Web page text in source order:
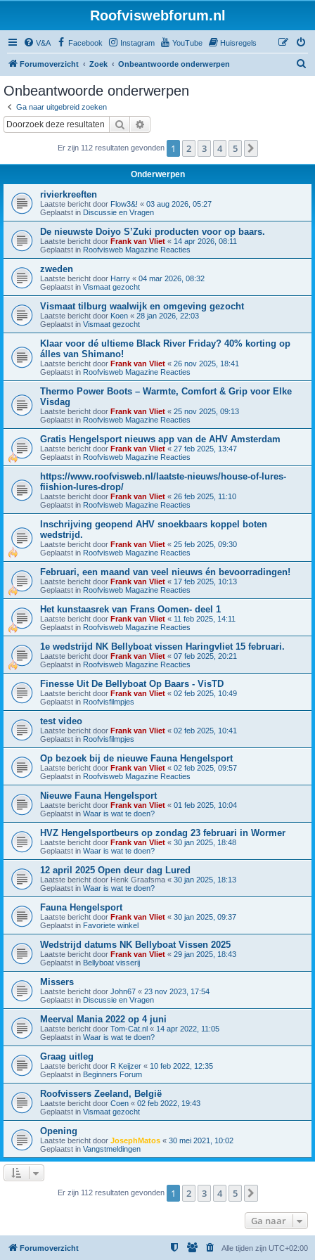
Roofviswebforum.nl
V&A Facebook Instagram YouTube Huisregels
Forumoverzicht Zoek Onbeantwoorde onderwerpen
Onbeantwoorde onderwerpen
Ga naar uitgebreid zoeken
Zoek
Er zijn 112 resultaten gevonden 1 2 3 4 5
Onderwerpen
rivierkreeften
Laatste bericht door Flow3&! « 03 aug 2026, 05:27
Geplaatst in Discussie en Vragen
De nieuwste Doiyo S’Zuki producten voor op baars.
Laatste bericht door Frank van Vliet « 14 apr 2026, 08:11
Geplaatst in Roofvisweb Magazine Reacties
zweden
Laatste bericht door Harry « 04 mar 2026, 08:32
Geplaatst in Vismaat gezocht
Vismaat tilburg waalwijk en omgeving gezocht
Laatste bericht door Koen « 28 jan 2026, 22:03
Geplaatst in Vismaat gezocht
Klaar voor dé ultieme Black River Friday? 40% korting op
álles van Shimano!
Laatste bericht door Frank van Vliet « 26 nov 2025, 18:41
Geplaatst in Roofvisweb Magazine Reacties
Thermo Power Boots – Warmte, Comfort & Grip voor Elke
Visdag
Laatste bericht door Frank van Vliet « 25 nov 2025, 09:13
Geplaatst in Roofvisweb Magazine Reacties
Gratis Hengelsport nieuws app van de AHV Amsterdam
Laatste bericht door Frank van Vliet « 27 feb 2025, 13:47
Geplaatst in Roofvisweb Magazine Reacties
https://www.roofvisweb.nl/laatste-nieuws/house-of-lures-
fiishion-lures-drop/
Laatste bericht door Frank van Vliet « 26 feb 2025, 11:10
Geplaatst in Roofvisweb Magazine Reacties
Inschrijving geopend AHV snoekbaars koppel boten
wedstrijd.
Laatste bericht door Frank van Vliet « 25 feb 2025, 09:30
Geplaatst in Roofvisweb Magazine Reacties
Februari, een maand van veel nieuws én bevoorradingen!
Laatste bericht door Frank van Vliet « 17 feb 2025, 10:13
Geplaatst in Roofvisweb Magazine Reacties
Het kunstaasrek van Frans Oomen- deel 1
Laatste bericht door Frank van Vliet « 11 feb 2025, 14:11
Geplaatst in Roofvisweb Magazine Reacties
1e wedstrijd NK Bellyboat vissen Haringvliet 15 februari.
Laatste bericht door Frank van Vliet « 07 feb 2025, 20:21
Geplaatst in Roofvisweb Magazine Reacties
Finesse Uit De Bellyboat Op Baars - VisTD
Laatste bericht door Frank van Vliet « 02 feb 2025, 10:49
Geplaatst in Roofvisfilmpjes
test video
Laatste bericht door Frank van Vliet « 02 feb 2025, 10:41
Geplaatst in Roofvisfilmpjes
Op bezoek bij de nieuwe Fauna Hengelsport
Laatste bericht door Frank van Vliet « 02 feb 2025, 09:57
Geplaatst in Roofvisweb Magazine Reacties
Nieuwe Fauna Hengelsport
Laatste bericht door Frank van Vliet « 01 feb 2025, 10:04
Geplaatst in Waar is wat te doen?
HVZ Hengelsportbeurs op zondag 23 februari in Wormer
Laatste bericht door Frank van Vliet « 30 jan 2025, 18:48
Geplaatst in Waar is wat te doen?
12 april 2025 Open deur dag Lured
Laatste bericht door Henk Graafsma « 30 jan 2025, 18:13
Geplaatst in Waar is wat te doen?
Fauna Hengelsport
Laatste bericht door Frank van Vliet « 30 jan 2025, 09:37
Geplaatst in Favoriete winkel
Wedstrijd datums NK Bellyboat Vissen 2025
Laatste bericht door Frank van Vliet « 29 jan 2025, 18:43
Geplaatst in Bellyboat visserij
Missers
Laatste bericht door John67 « 23 nov 2023, 17:54
Geplaatst in Discussie en Vragen
Meerval Mania 2022 op 4 juni
Laatste bericht door Tom-Cat.nl « 14 apr 2022, 11:05
Geplaatst in Waar is wat te doen?
Graag uitleg
Laatste bericht door R Keijzer « 10 feb 2022, 12:35
Geplaatst in Beginners Forum
Roofvissers Zeeland, België
Laatste bericht door Coen « 02 feb 2022, 19:43
Geplaatst in Vismaat gezocht
Opening
Laatste bericht door JosephMatos « 30 mei 2021, 10:02
Geplaatst in Vangstmeldingen
Er zijn 112 resultaten gevonden 1 2 3 4 5
Ga naar
Forumoverzicht Alle tijden zijn UTC+02:00